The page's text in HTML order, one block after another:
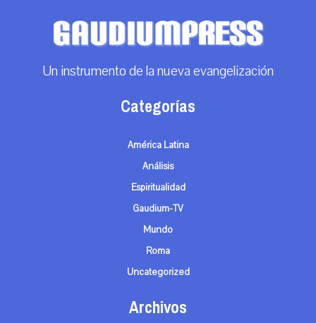
Un instrumento de la nueva evangelización
Categorías
América Latina
Análisis
Espiritualidad
Gaudium-TV
Mundo
Roma
Uncategorized
Archivos